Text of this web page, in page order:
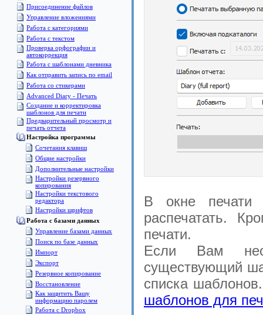
Присоединение файлов
Управление вложениями
Работа с категориями
Работа с текстом
Проверка орфографии и
автокоррекция
Работа с шаблонами дневника
Как отправить запись по email
Работа со стикерами
Advanced Diary - Печать
Создание и корректировка
шаблонов для печати
Предварительный просмотр и
печать отчета
Настройка программы
Сочетания клавиш
Общие настройки
Дополнительные настройки
Настройки резервного
копирования
Настройки текстового
редактора
Настройки шрифтов
Pабота с базами данных
Управление базами данных
Поиск по базе данных
Импорт
Экспорт
Pезервное копирование
Восстановление
Как защитить Вашу
информацию паролем
Работа с Dropbox
В окне печати
распечатать.
печати.
Если Вам
существующий
списка
шаблонов для